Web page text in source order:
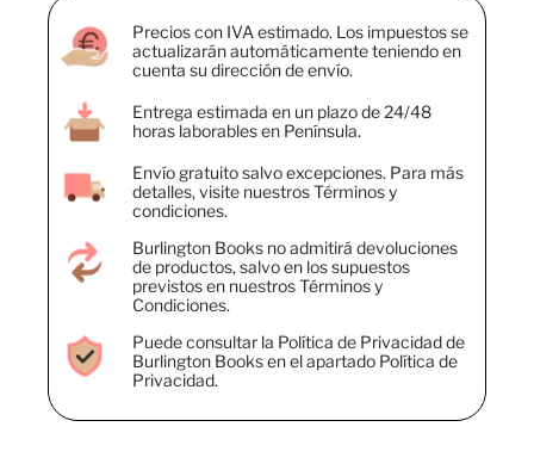
Precios con IVA estimado. Los impuestos se
actualizarán automáticamente teniendo en
cuenta su dirección de envío.
Entrega estimada en un plazo de 24/48
horas laborables en Península.
Envío gratuito salvo excepciones. Para más
detalles, visite nuestros Términos y
condiciones.
Burlington Books no admitirá devoluciones
de productos, salvo en los supuestos
previstos en nuestros Términos y
Condiciones.
Puede consultar la Política de Privacidad de
Burlington Books en el apartado Política de
Privacidad.